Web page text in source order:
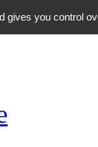
gives you control